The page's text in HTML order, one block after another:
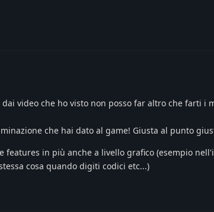
video che ho visto non posso far altro che farti i
che hai dato al game! Giusta al punto
features in più anche a livello grafico (esempio
cosa quando digiti codici etc...)